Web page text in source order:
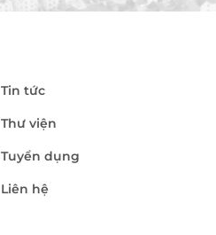
Tin tức
Thư viện
Tuyển dụng
Liên hệ